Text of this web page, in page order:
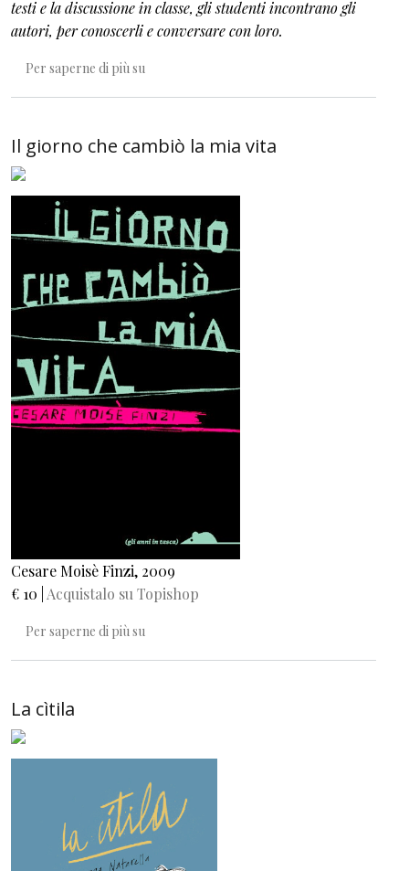
testi e la discussione in classe, gli studenti incontrano gli
autori, per conoscerli e conversare con loro.
Per saperne di più su
Il giorno che cambiò la mia vita
Cesare Moisè Finzi, 2009
€ 10 | Acquistalo su Topishop
Per saperne di più su
La cìtila